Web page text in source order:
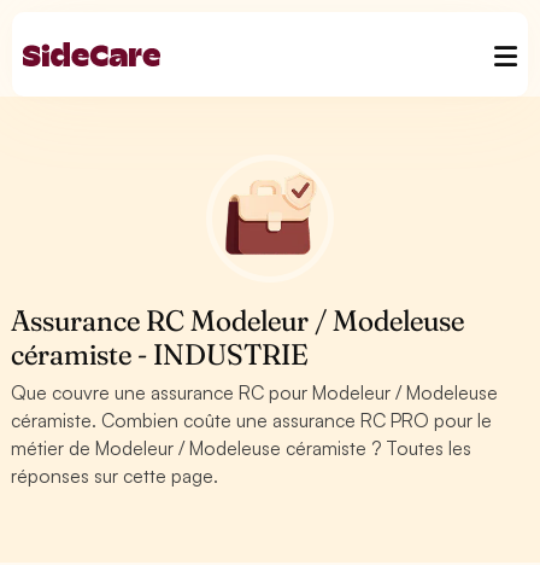
Assurance RC Modeleur / Modeleuse
céramiste - INDUSTRIE
Que couvre une assurance RC pour Modeleur / Modeleuse
céramiste. Combien coûte une assurance RC PRO pour le
métier de Modeleur / Modeleuse céramiste ? Toutes les
réponses sur cette page.